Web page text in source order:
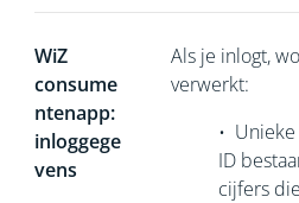
WiZ
consume
ntenapp:
inloggege
vens
Als je inlogt,
verwerkt:
• Unieke
ID
cijfers